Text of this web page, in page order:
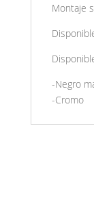
Montaje
-Negro
-Cromo